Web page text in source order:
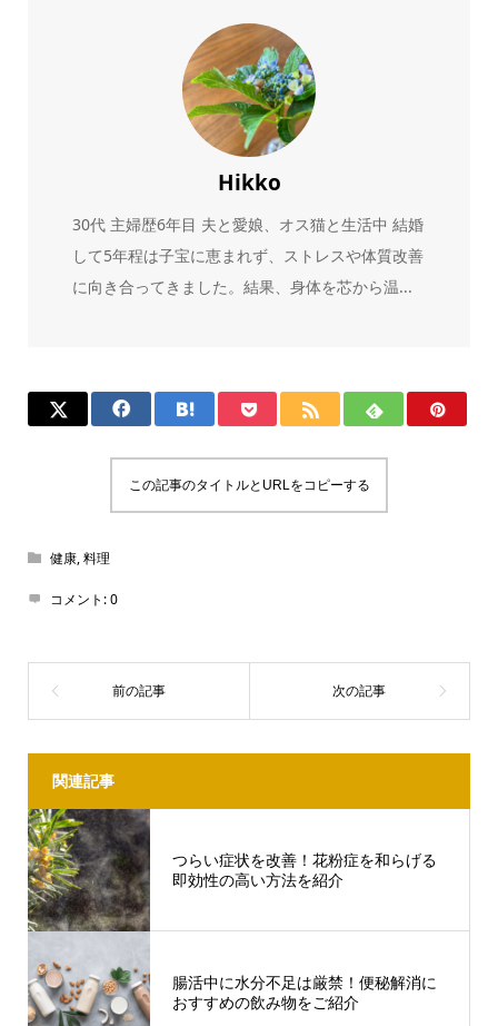
Hikko
30代 主婦歴6年目 夫と愛娘、オス猫と生活中 結婚
して5年程は子宝に恵まれず、ストレスや体質改善
に向き合ってきました。結果、身体を芯から温...
この記事のタイトルとURLをコピーする
健康,料理
コメント:0
関連記事
つらい症状を改善！花粉症を和らげる
即効性の高い方法を紹介
腸活中に水分不足は厳禁！便秘解消に
おすすめの飲み物をご紹介